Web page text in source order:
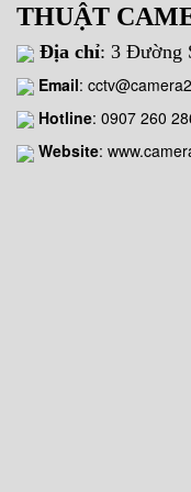
THUẬT
Địa chỉ: 3 Đường
Email:
Hotline: 0907 260
Website: